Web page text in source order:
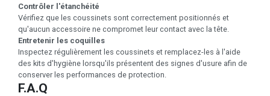
Contrôler l'étanchéité
Vérifiez que les coussinets sont correctement positionnés et
qu'aucun accessoire ne compromet leur contact avec la tête.
Entretenir les coquilles
Inspectez régulièrement les coussinets et remplacez-les à l'aide
des kits d'hygiène lorsqu'ils présentent des signes d'usure afin de
conserver les performances de protection.
F.A.Q